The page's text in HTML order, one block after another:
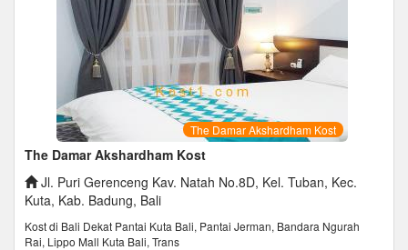
The Damar Akshardham Kost
The Damar Akshardham Kost
Jl. Puri Gerenceng Kav. Natah No.8D, Kel. Tuban, Kec.
Kuta, Kab. Badung, Bali
Kost di Bali Dekat Pantai Kuta Bali, Pantai Jerman, Bandara Ngurah
Rai, Lippo Mall Kuta Bali, Trans